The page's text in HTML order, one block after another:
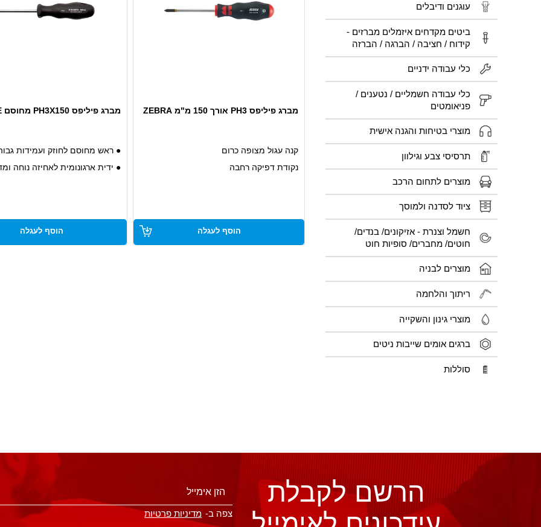
עוגנים ודיבלים
ביטים מקדחים איזמלים מברזים -
קידוח / חציבה / הברגה / הברזה
כלי עבודה ידניים
כלי עבודה חשמליים / נטענים /
פניאומטים
מוצרי בטיחות והגנה אישית
תרסיסי צבע וגילוון
מוצרים לתחום הרכב
ציוד לסדנה ולמוסך
חשמל וצנרת - אזיקונים/ בנדים/
חוטים/ מחברים/ סופיות חוט
מוצרים לבניה
ריתוך והלחמה
מוצרי גינון והשקייה
ברגים אומים שייבות ניטים
סוללות
מברג פיליפס PH3 אורך 150 מ"מ ZEBRA
קנה עגול מצופה כרום
נקודת דפיקה רחבה
הוסף לעגלה
מברג פיליפס PH3X150 מחוסם RED LINE
● ראש מחוסם לחוזק ועמידות
● ידית ארגונומית לאחיזה נוחה
● אידיאלי לעבודה עם ברגים
● עיצוב קומפקטי לנוחות בעבודה
הוסף לעגלה
הרשם לקבלת
צפה ב- מדיניות פרטיות